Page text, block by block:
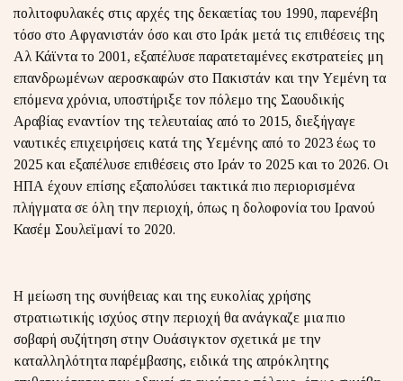
πολιτοφυλακές στις αρχές της δεκαετίας του 1990, παρενέβη
τόσο στο Αφγανιστάν όσο και στο Ιράκ μετά τις επιθέσεις της
Αλ Κάϊντα το 2001, εξαπέλυσε παρατεταμένες εκστρατείες μη
επανδρωμένων αεροσκαφών στο Πακιστάν και την Υεμένη τα
επόμενα χρόνια, υποστήριξε τον πόλεμο της Σαουδικής
Αραβίας εναντίον της τελευταίας από το 2015, διεξήγαγε
ναυτικές επιχειρήσεις κατά της Υεμένης από το 2023 έως το
2025 και εξαπέλυσε επιθέσεις στο Ιράν το 2025 και το 2026. Οι
ΗΠΑ έχουν επίσης εξαπολύσει τακτικά πιο περιορισμένα
πλήγματα σε όλη την περιοχή, όπως η δολοφονία του Ιρανού
Κασέμ Σουλεϊμανί το 2020.
Η μείωση της συνήθειας και της ευκολίας χρήσης
στρατιωτικής ισχύος στην περιοχή θα ανάγκαζε μια πιο
σοβαρή συζήτηση στην Ουάσιγκτον σχετικά με την
καταλληλότητα παρέμβασης, ειδικά της απρόκλητης